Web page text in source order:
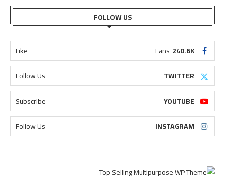
FOLLOW US
240.6K
Fans
Like
TWITTER
Follow Us
YOUTUBE
Subscribe
INSTAGRAM
Follow Us